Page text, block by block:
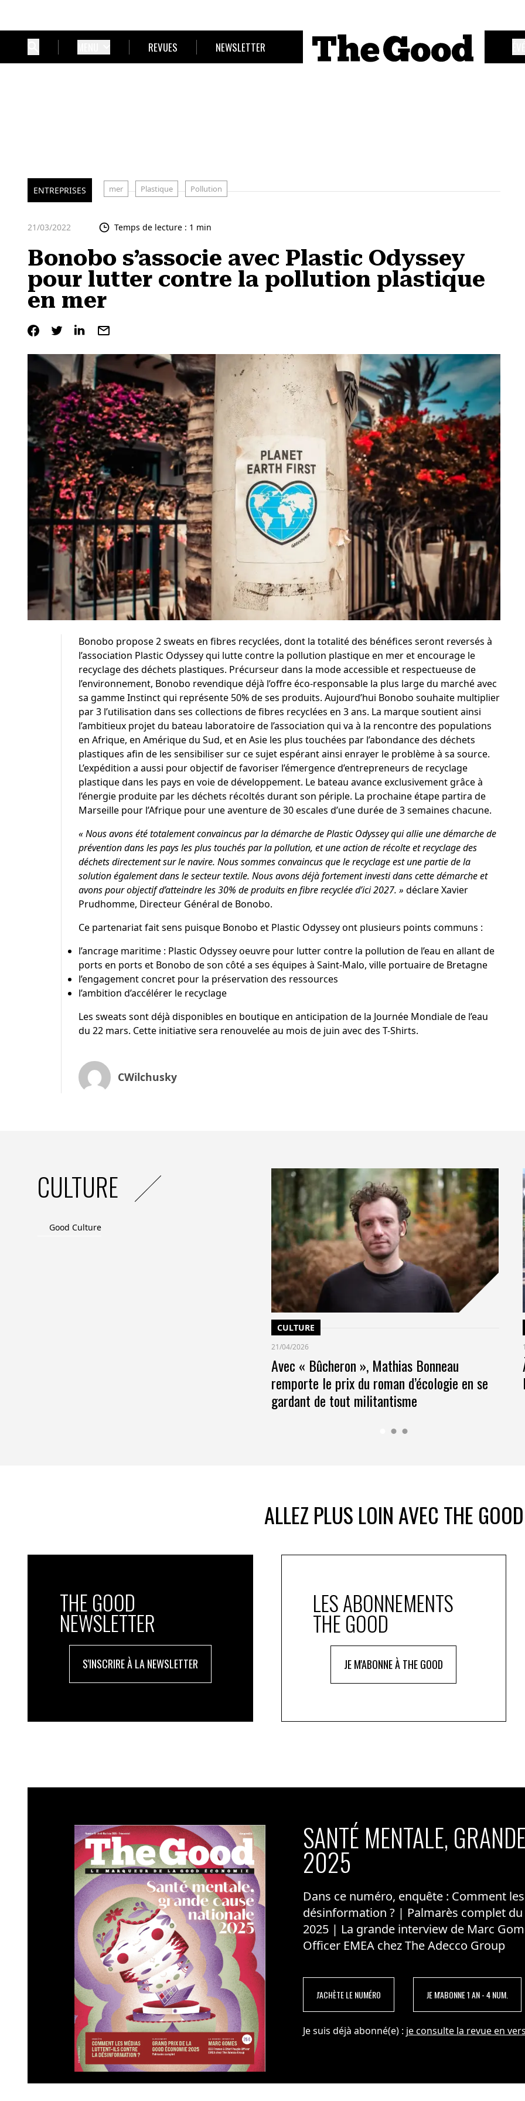
REVUES NEWSLETTER
ENTREPRISES mer Plastique Pollution
21/03/2022 Temps de lecture : 1 min
Bonobo s’associe avec Plastic Odyssey
pour lutter contre la pollution plastique
en mer
Bonobo propose 2 sweats en fibres recyclées, dont la totalité des bénéfices seront reversés à
l’association Plastic Odysseyqui lutte contre la pollution plastique en mer et encourage le
recyclagedes déchets plastiques. Précurseur dans la mode accessible et respectueuse de
l’environnement, Bonobo revendique déjà l’offre éco-responsable la plus large du marché avec
sa gammeInstinctqui représente 50% de ses produits. Aujourd’hui Bonobo souhaite multiplier
par 3 l’utilisation dans ses collections de fibres recyclées en 3 ans. La marque soutient ainsi
l’ambitieux projet du bateau laboratoire de l’association qui va à la rencontre des populations
en Afrique, en Amérique du Sud, et en Asie les plus touchées par l’abondance des déchets
plastiques afin de les sensibiliser sur ce sujet espérant ainsi enrayer le problème à sa source.
L’expédition a aussi pour objectif de favoriser l’émergence d’entrepreneurs de recyclage
plastique dans les pays en voie de développement. Le bateau avance exclusivement grâce à
l’énergie produite par les déchets récoltés durant son périple. La prochaine étape partira de
Marseille pour l’Afrique pour une aventure de 30 escales d’une durée de 3 semaines chacune.
« Nous avons été totalement convaincus par la démarche de Plastic Odyssey qui allie une démarche de
prévention dans les pays les plus touchés par la pollution, et une action de récolte et recyclage des
déchets directement sur le navire. Nous sommes convaincus que le recyclage est une partie de la
solution également dans le secteur textile. Nous avons déjà fortement investi dans cette démarche et
avons pour objectif d’atteindre les 30% de produits en fibre recyclée d’ici 2027. » déclareXavier
Prudhomme, Directeur Général de Bonobo.
Ce partenariat fait sens puisque Bonobo et Plastic Odyssey ont plusieurs points communs :
l’ancrage maritime : Plastic Odyssey oeuvre pour lutter contre la pollution de l’eau en allant de
ports en ports et Bonobo de son côté a ses équipes à Saint-Malo, ville portuaire de Bretagne
l’engagement concret pour la préservation des ressources
l’ambition d’accélérer le recyclage
Les sweats sont déjà disponibles en boutique en anticipation de la Journée Mondiale de l’eau
du 22 mars. Cette initiative sera renouvelée au mois de juin avec des T-Shirts.
CWilchusky
CULTURE
Good Culture
CULTURE
21/04/2026
Avec « Bûcheron », Mathias Bonneau
remporte le prix du roman d’écologie en se
gardant de tout militantisme
ALLEZ PLUS LOIN AVEC THE GOOD
THE GOOD
NEWSLETTER
S'INSCRIRE À LA NEWSLETTER
LES ABONNEMENTS
THE GOOD
JE M'ABONNE À THE GOOD
SANTÉ MENTALE,
2025
Dans ce numéro, enquête : Comment
désinformation ? | Palmarès complet
2025 | La grande interview de Marc
Officer EMEA chez The Adecco Group
J'ACHÈTE LE NUMÉRO JE M'ABONNE 1 AN - 4 NUM.
Je suis déjà abonné(e) : je consulte la revue en